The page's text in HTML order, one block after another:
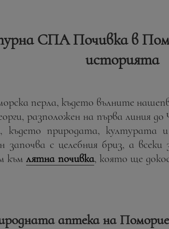
СПА Почивка в
историята
перла, където вълните
разположен на първа линия
където природата, културата
започва с целебния бриз, а
къмлятна почивка, която ще
аптека на